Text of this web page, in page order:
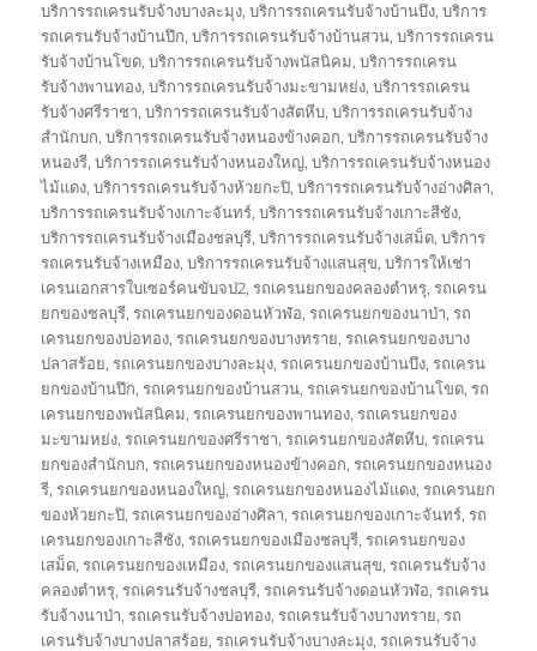
บริการรถเครนรับจ้างบางละมุง,บริการรถเครนรับจ้างบ้านบึง,บริการ
รถเครนรับจ้างบ้านปึก,บริการรถเครนรับจ้างบ้านสวน,บริการรถเครน
รับจ้างบ้านโขด,บริการรถเครนรับจ้างพนัสนิคม,บริการรถเครน
รับจ้างพานทอง,บริการรถเครนรับจ้างมะขามหย่ง,บริการรถเครน
รับจ้างศรีราชา,บริการรถเครนรับจ้างสัตหีบ,บริการรถเครนรับจ้าง
สำนักบก,บริการรถเครนรับจ้างหนองข้างคอก,บริการรถเครนรับจ้าง
หนองรี,บริการรถเครนรับจ้างหนองใหญ่,บริการรถเครนรับจ้างหนอง
ไม้แดง,บริการรถเครนรับจ้างห้วยกะปิ,บริการรถเครนรับจ้างอ่างศิลา,
บริการรถเครนรับจ้างเกาะจันทร์,บริการรถเครนรับจ้างเกาะสีชัง,
บริการรถเครนรับจ้างเมืองชลบุรี,บริการรถเครนรับจ้างเสม็ด,บริการ
รถเครนรับจ้างเหมือง,บริการรถเครนรับจ้างแสนสุข,บริการให้เช่า
เครนเอกสารใบเซอร์คนขับจป2,รถเครนยกของคลองตำหรุ,รถเครน
ยกของชลบุรี,รถเครนยกของดอนหัวฬ่อ,รถเครนยกของนาป่า,รถ
เครนยกของบ่อทอง,รถเครนยกของบางทราย,รถเครนยกของบาง
ปลาสร้อย,รถเครนยกของบางละมุง,รถเครนยกของบ้านบึง,รถเครน
ยกของบ้านปึก,รถเครนยกของบ้านสวน,รถเครนยกของบ้านโขด,รถ
เครนยกของพนัสนิคม,รถเครนยกของพานทอง,รถเครนยกของ
มะขามหย่ง,รถเครนยกของศรีราชา,รถเครนยกของสัตหีบ,รถเครน
ยกของสำนักบก,รถเครนยกของหนองข้างคอก,รถเครนยกของหนอง
รี,รถเครนยกของหนองใหญ่,รถเครนยกของหนองไม้แดง,รถเครนยก
ของห้วยกะปิ,รถเครนยกของอ่างศิลา,รถเครนยกของเกาะจันทร์,รถ
เครนยกของเกาะสีชัง,รถเครนยกของเมืองชลบุรี,รถเครนยกของ
เสม็ด,รถเครนยกของเหมือง,รถเครนยกของแสนสุข,รถเครนรับจ้าง
คลองตำหรุ,รถเครนรับจ้างชลบุรี,รถเครนรับจ้างดอนหัวฬ่อ,รถเครน
รับจ้างนาป่า,รถเครนรับจ้างบ่อทอง,รถเครนรับจ้างบางทราย,รถ
เครนรับจ้างบางปลาสร้อย,รถเครนรับจ้างบางละมุง,รถเครนรับจ้าง